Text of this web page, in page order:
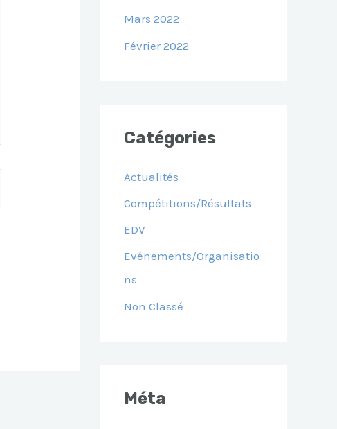
Mars 2022
Février 2022
Catégories
Actualités
Compétitions/Résultats
EDV
Evénements/Organisatio
Ns
Non Classé
Méta